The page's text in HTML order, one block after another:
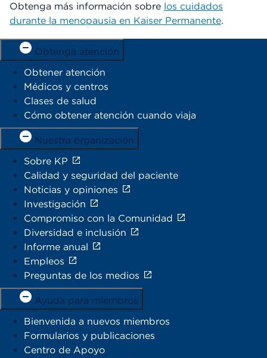
Obtenga más información sobre los cuidados
durante la menopausia en Kaiser Permanente.
Obtenga atención
Obtener atención
Médicos y centros
Clases de salud
Cómo obtener atención cuando viaja
Nuestra organización
Sobre KP
Calidad y seguridad del paciente
Noticias y opiniones
Investigación
Compromiso con la Comunidad
Diversidad e inclusión
Informe anual
Empleos
Preguntas de los medios
Ayuda para miembros
Bienvenida a nuevos miembros
Formularios y publicaciones
Centro de Apoyo